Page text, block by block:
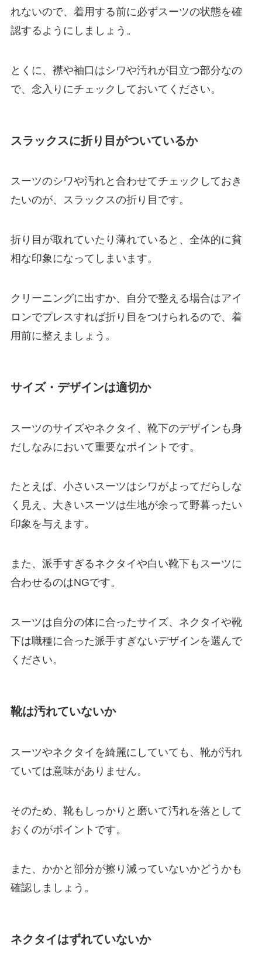
れないので、着用する前に必ずスーツの状態を確
認するようにしましょう。
とくに、襟や袖口はシワや汚れが目立つ部分なの
で、念入りにチェックしておいてください。
スラックスに折り目がついているか
スーツのシワや汚れと合わせてチェックしておき
たいのが、スラックスの折り目です。
折り目が取れていたり薄れていると、全体的に貧
相な印象になってしまいます。
クリーニングに出すか、自分で整える場合はアイ
ロンでプレスすれば折り目をつけられるので、着
用前に整えましょう。
サイズ・デザインは適切か
スーツのサイズやネクタイ、靴下のデザインも身
だしなみにおいて重要なポイントです。
たとえば、小さいスーツはシワがよってだらしな
く見え、大きいスーツは生地が余って野暮ったい
印象を与えます。
また、派手すぎるネクタイや白い靴下もスーツに
合わせるのはNGです。
スーツは自分の体に合ったサイズ、ネクタイや靴
下は職種に合った派手すぎないデザインを選んで
ください。
靴は汚れていないか
スーツやネクタイを綺麗にしていても、靴が汚れ
ていては意味がありません。
そのため、靴もしっかりと磨いて汚れを落として
おくのがポイントです。
また、かかと部分が擦り減っていないかどうかも
確認しましょう。
ネクタイはずれていないか